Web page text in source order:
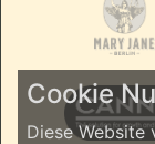
Cookie
Diese Website